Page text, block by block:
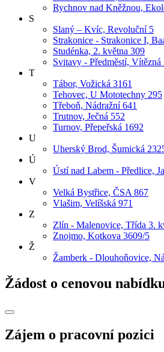
Rychnov nad Kněžnou,
S
Slaný – Kvíc, Revoluční 5
Strakonice - Strakonice I,
Studénka, 2. května 309
Svitavy - Předměstí, Vítězná
T
Tábor, Vožická 3161
Tehovec, U Mototechny 295
Třeboň, Nádražní 641
Trutnov, Ječná 552
Turnov, Přepeřská 1692
U
Uherský Brod, Šumická
Ú
Ústí nad Labem - Předlice,
V
Velká Bystřice, ČSA 867
Vlašim, Velíšská 971
Z
Zlín - Malenovice, Třída 3.
Znojmo, Kotkova 3609/5
Ž
Žamberk - Dlouhoňovice,
Žádost o cenovou
Zájem o pracovní pozici